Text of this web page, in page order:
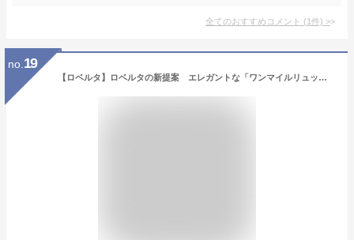
全てのおすすめコメント (1件) >
no. 19
【ロベルタ】ロベルタの新提案 エレガントな「ワンマイルリュック」finimo（フィニモ）Rマークがリズミカルに揺れる♪レディース バッグ 軽量 コンパクト リュック Giada Roberta di Camerino ロベルタディカメリーノ WEB限定 プレゼント ギフト 春バッグ 362-R20325